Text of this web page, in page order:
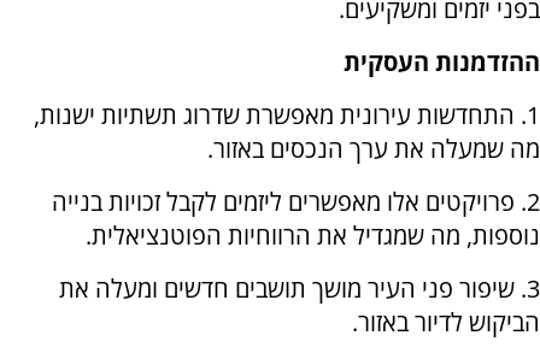
בפני יזמים ומשקיעים.
ההזדמנות העסקית
1. התחדשות עירונית מאפשרת שדרוג תשתיות ישנות,
מה שמעלה את ערך הנכסים באזור.
2. פרויקטים אלו מאפשרים ליזמים לקבל זכויות בנייה
נוספות, מה שמגדיל את הרווחיות הפוטנציאלית.
3. שיפור פני העיר מושך תושבים חדשים ומעלה את
הביקוש לדיור באזור.